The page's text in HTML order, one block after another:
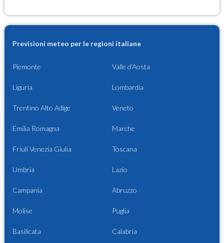
Previsioni meteo per le regioni italiane
Piemonte Valle d'Aosta
Liguria Lombardia
Trentino Alto Adige Veneto
Emilia Romagna Marche
Friuli Venezia Giulia Toscana
Umbria Lazio
Campania Abruzzo
Molise Puglia
Basilicata Calabria